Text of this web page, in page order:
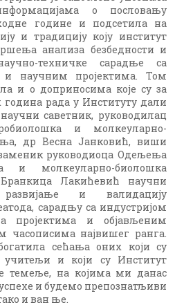
о пословању
године и подсетила на
и традицију коју институт
анализа безбедности и
техничке сарадње са
и научним пројектима. Том
и о доприносима које су за
година рада у Институту дали
саветник, руководилац
и молкеуларно-
др Весна Јанковић, виши
руководиоца Одељења
и молкеуларно-биолошка
Лакићевић научни
и валидацију
сарадњу са индустријом
пројектима и објављеним
часописима највишег ранга.
сећања оних који су
и који су Институт
темеље, на којима ми данас
и будемо препознатљиви
и ван ње.